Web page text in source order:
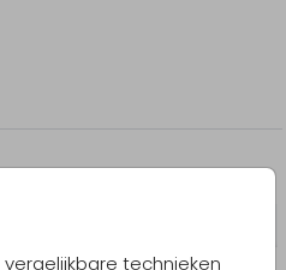
technieken